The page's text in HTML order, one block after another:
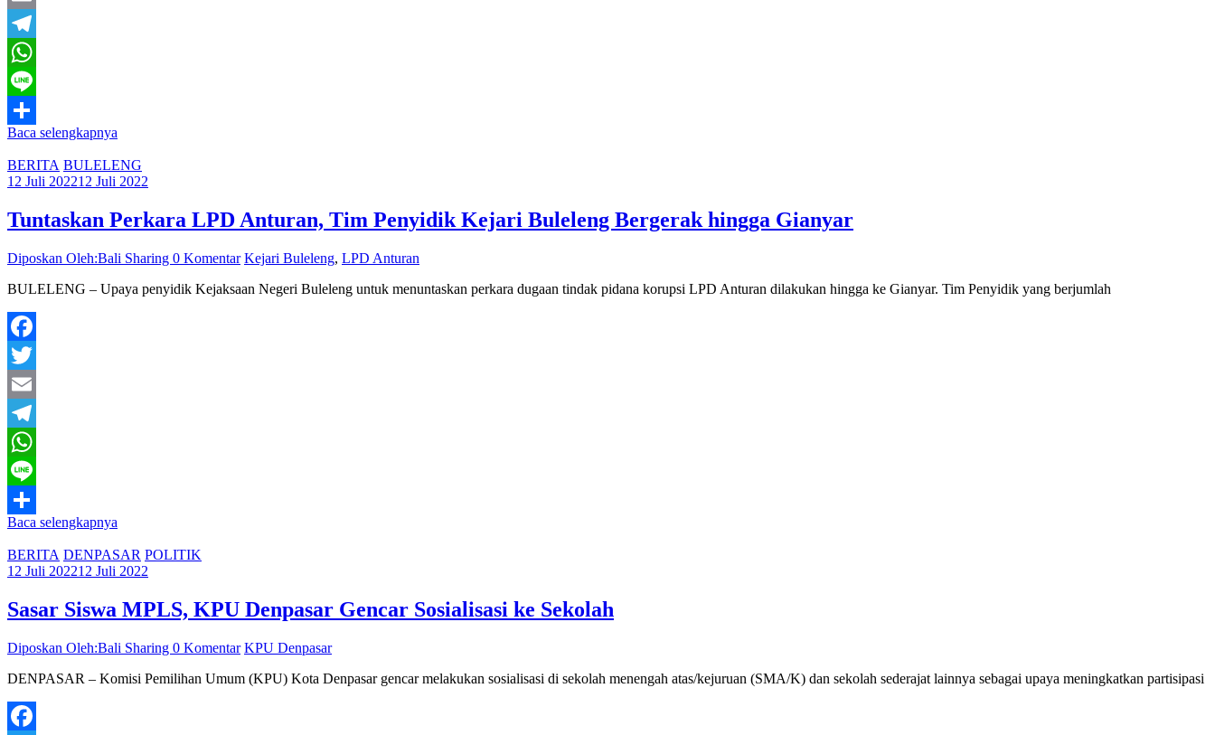
Email
Telegram
WhatsApp
Line
Share
Baca selengkapnya
BERITA BULELENG
12 Juli 202212 Juli 2022
Tuntaskan Perkara LPD Anturan, Tim Penyidik Kejari Buleleng Bergerak hingga Gianyar
Diposkan Oleh:Bali Sharing 0 Komentar Kejari Buleleng, LPD Anturan
BULELENG – Upaya penyidik Kejaksaan Negeri Buleleng untuk menuntaskan perkara dugaan tindak pidana korupsi LPD Anturan dilakukan hingga ke Gianyar. Tim Penyidik yang berjumlah
Facebook
Twitter
Email
Telegram
WhatsApp
Line
Share
Baca selengkapnya
BERITA DENPASAR POLITIK
12 Juli 202212 Juli 2022
Sasar Siswa MPLS, KPU Denpasar Gencar Sosialisasi ke Sekolah
Diposkan Oleh:Bali Sharing 0 Komentar KPU Denpasar
DENPASAR – Komisi Pemilihan Umum (KPU) Kota Denpasar gencar melakukan sosialisasi di sekolah menengah atas/kejuruan (SMA/K) dan sekolah sederajat lainnya sebagai upaya meningkatkan partisipasi